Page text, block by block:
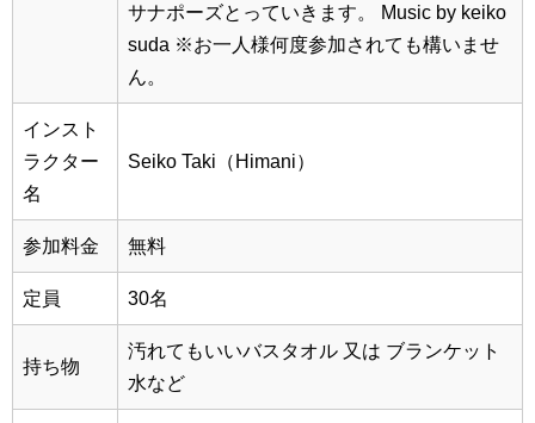
サナポーズとっていきます。
Music by keiko
suda ※お一人様何度参加されても構いませ
ん。
インスト
ラクター
名
Seiko Taki（Himani）
参加料金 無料
定員 30名
持ち物
汚れてもいいバスタオル 又は ブランケット
水など